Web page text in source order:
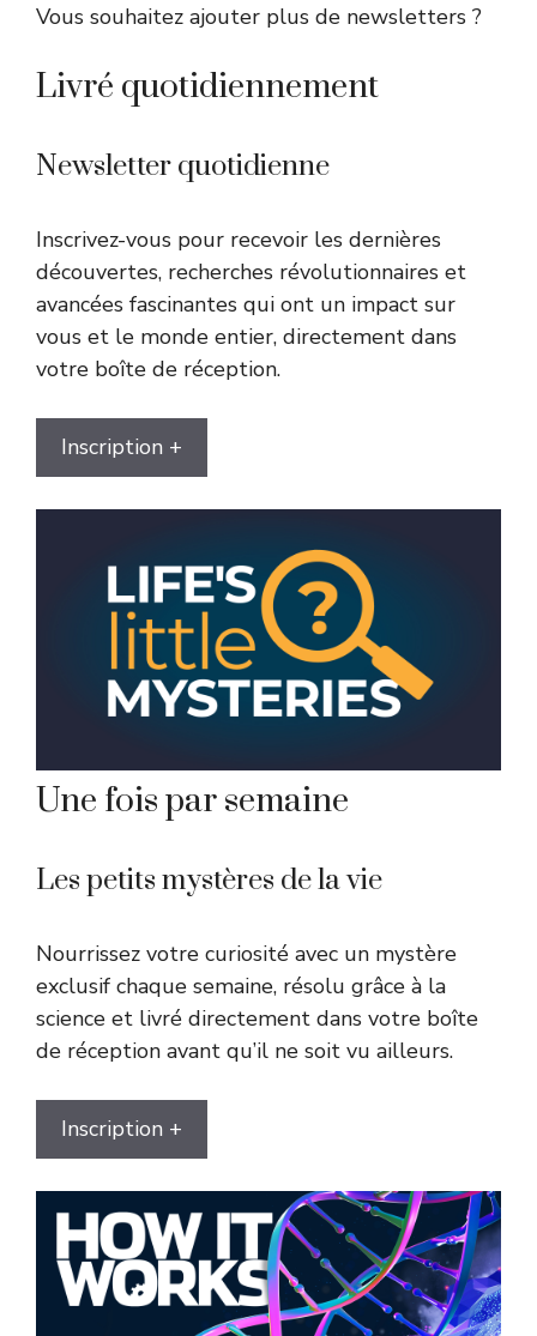
Vous souhaitez ajouter plus de newsletters ?
Livré quotidiennement
Newsletter quotidienne
Inscrivez-vous pour recevoir les dernières
découvertes, recherches révolutionnaires et
avancées fascinantes qui ont un impact sur
vous et le monde entier, directement dans
votre boîte de réception.
Inscription +
Une fois par semaine
Les petits mystères de la vie
Nourrissez votre curiosité avec un mystère
exclusif chaque semaine, résolu grâce à la
science et livré directement dans votre boîte
de réception avant qu’il ne soit vu ailleurs.
Inscription +